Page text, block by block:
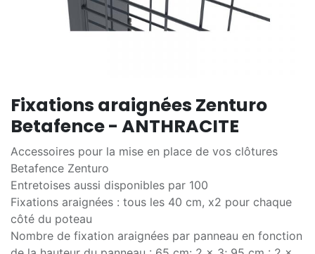
Fixations araignées Zenturo
Betafence - ANTHRACITE
Accessoires pour la mise en place de vos clôtures
Betafence Zenturo
Entretoises aussi disponibles par 100
Fixations araignées : tous les 40 cm, x2 pour chaque
côté du poteau
Nombre de fixation araignées par panneau en fonction